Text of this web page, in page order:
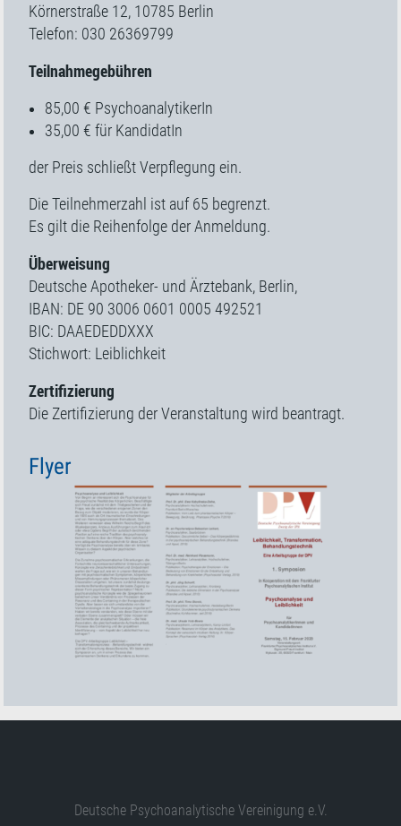
Körnerstraße 12, 10785 Berlin
Telefon: 030 26369799
Teilnahmegebühren
85,00 € PsychoanalytikerIn
35,00 € für KandidatIn
der Preis schließt Verpflegung ein.
Die Teilnehmerzahl ist auf 65 begrenzt.
Es gilt die Reihenfolge der Anmeldung.
Überweisung
Deutsche Apotheker- und Ärztebank, Berlin,
IBAN: DE 90 3006 0601 0005 492521
BIC: DAAEDEDDXXX
Stichwort: Leiblichkeit
Zertifizierung
Die Zertifizierung der Veranstaltung wird beantragt.
Flyer
Deutsche Psychoanalytische Vereinigung e.V.